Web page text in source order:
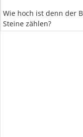
Wie hoch ist denn der
Steine zählen?